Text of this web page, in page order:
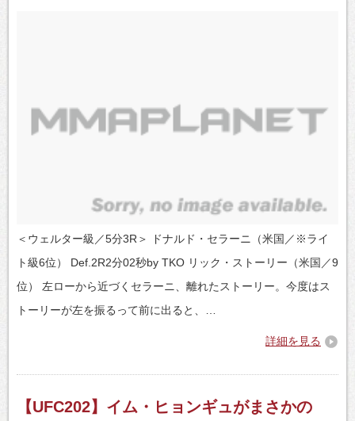
＜ウェルター級／5分3R＞ ドナルド・セラーニ（米国／※ライ
ト級6位） Def.2R2分02秒by TKO リック・ストーリー（米国／9
位） 左ローから近づくセラーニ、離れたストーリー。今度はス
トーリーが左を振るって前に出ると、…
詳細を見る
【UFC202】イム・ヒョンギュがまさかの